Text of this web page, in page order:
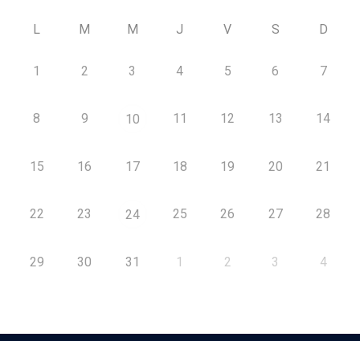
L M M J V S D
1 2 3 4 5 6 7
8 9 10 11 12 13 14
15 16 17 18 19 20 21
22 23 24 25 26 27 28
29 30 31 1 2 3 4